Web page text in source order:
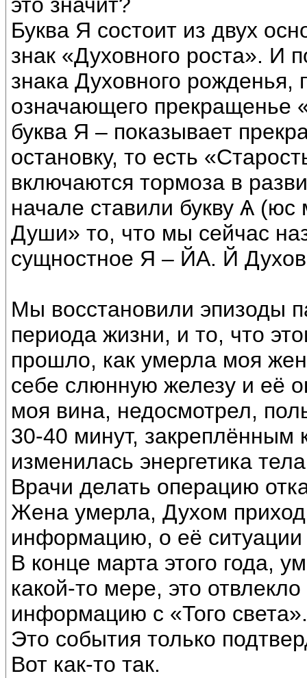
это значит?
Буква Я состоит из двух
знак «Духовного роста». И
знака Духовного рожденья,
означающего прекращенье
буква Я – показывает
остановку, то есть
включаются тормоза в
начале ставили букву Ѧ
Души» то, что мы сейчас
сущностное Я – ЙА. Й
Мы восстановили эпизоды
периода жизни, и то, что
прошло, как умерла моя
себе слюнную железу и её
моя вина, недосмотрел,
30-40 минут, закреплённым
изменилась энергетика
Врачи делать операцию
Жена умерла, Духом
информацию, о её
В конце марта этого года,
какой-то мере, это
информацию с «Того света».
Это события только
Вот как-то так.